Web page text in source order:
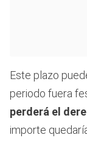
Este plazo
periodo fuera
perderá el
importe